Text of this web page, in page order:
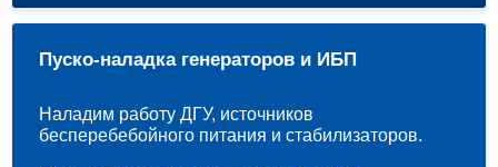
Пуско-наладка генераторов и ИБП
Наладим работу ДГУ, источников
бесперебебойного питания и стабилизаторов.